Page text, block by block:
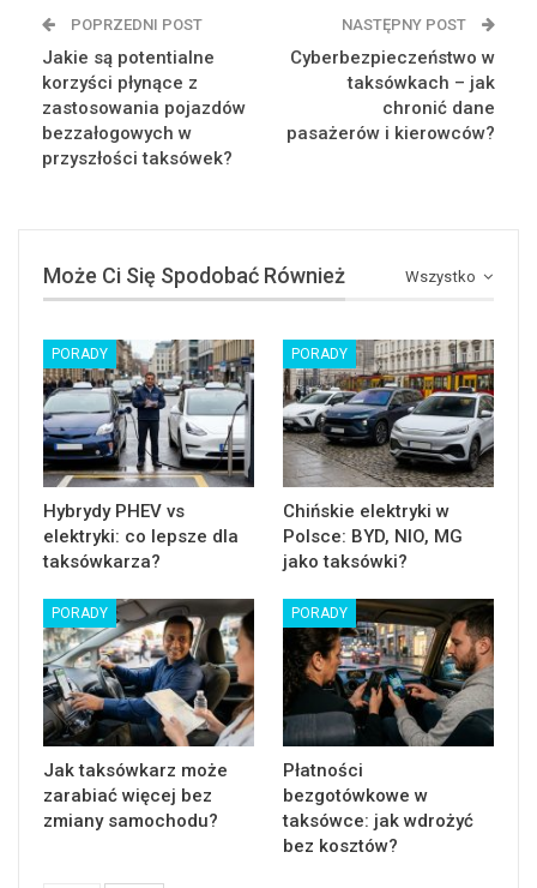
POPRZEDNI POST
Jakie są potentialne
korzyści płynące z
zastosowania pojazdów
bezzałogowych w
przyszłości taksówek?
NASTĘPNY POST
Cyberbezpieczeństwo w
taksówkach – jak
chronić dane
pasażerów i kierowców?
Wszystko
Może Ci Się Spodobać Również
PORADY
Hybrydy PHEV vs
elektryki: co lepsze dla
taksówkarza?
PORADY
Chińskie elektryki w
Polsce: BYD, NIO, MG
jako taksówki?
PORADY
Jak taksówkarz może
zarabiać więcej bez
zmiany samochodu?
PORADY
Płatności
bezgotówkowe w
taksówce: jak wdrożyć
bez kosztów?